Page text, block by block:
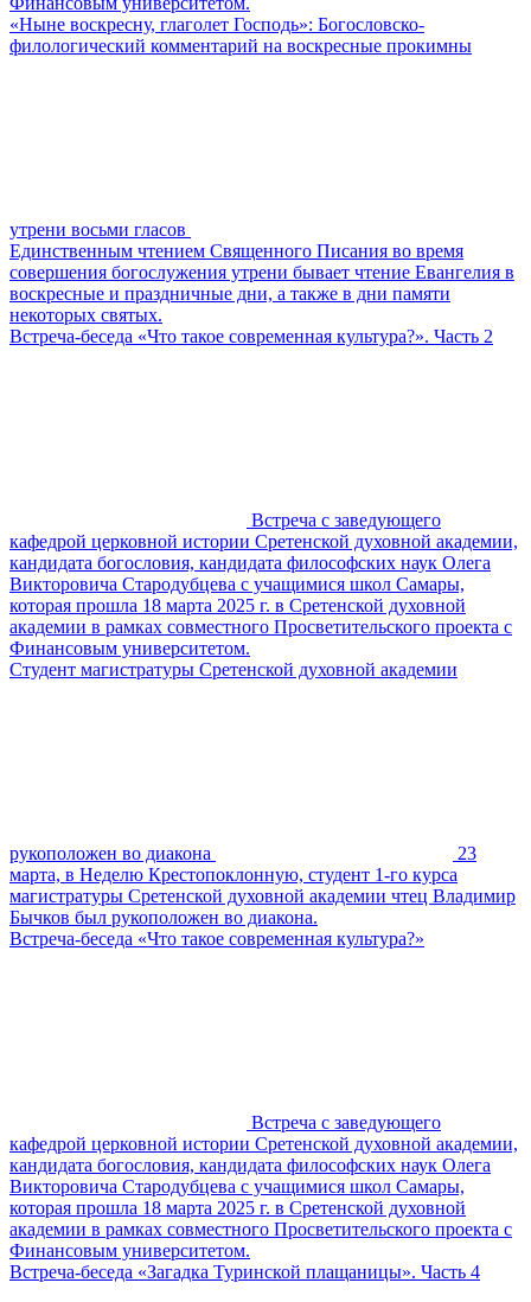
«Ныне воскресну, глаголет Господь»: Богословско-
филологический комментарий на воскресные прокимны
утрени восьми гласов
Единственным чтением Священного Писания во время
совершения богослужения утрени бывает чтение Евангелия в
воскресные и праздничные дни, а также в дни памяти
некоторых святых.
Встреча-беседа «Что такое современная культура?». Часть 2
Встреча с заведующего
кафедрой церковной истории Сретенской духовной академии,
кандидата богословия, кандидата философских наук Олега
Викторовича Стародубцева с учащимися школ Самары,
которая прошла 18 марта 2025 г. в Сретенской духовной
академии в рамках совместного Просветительского проекта с
Финансовым университетом.
Студент магистратуры Сретенской духовной академии
рукоположен во диакона
23
марта, в Неделю Крестопоклонную, студент 1-го курса
магистратуры Сретенской духовной академии чтец Владимир
Бычков был рукоположен во диакона.
Встреча-беседа «Что такое современная культура?»
Встреча с заведующего
кафедрой церковной истории Сретенской духовной академии,
кандидата богословия, кандидата философских наук Олега
Викторовича Стародубцева с учащимися школ Самары,
которая прошла 18 марта 2025 г. в Сретенской духовной
академии в рамках совместного Просветительского проекта с
Финансовым университетом.
Встреча-беседа «Загадка Туринской плащаницы». Часть 4